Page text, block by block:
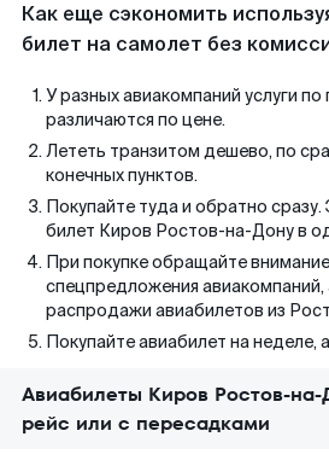
Как еще сэкономить
билет на самолет без
У разных авиакомпаний услуги по
различаются по цене.
Лететь транзитом дешево, по
конечных пунктов.
Покупайте туда и обратно
билет Киров Ростов-на-Дону в
При покупке обращайте
спецпредложения авиакомпаний,
распродажи авиабилетов из
Покупайте авиабилет на неделе,
Авиабилеты Киров Ростов-
рейс или с пересадками